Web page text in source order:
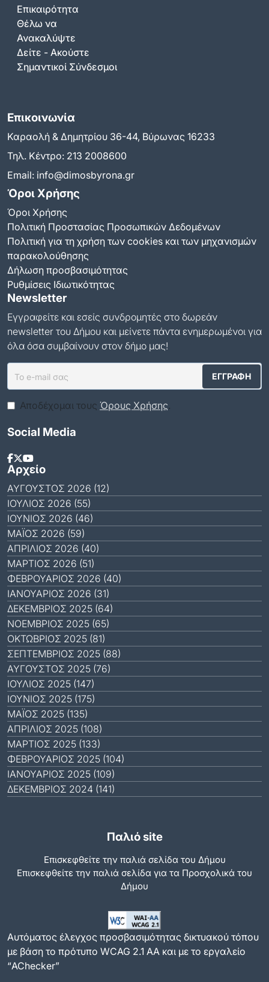
Επικαιρότητα
Θέλω να
Ανακαλύψτε
Δείτε - Ακούστε
Σημαντικοί Σύνδεσμοι
Επικοινωνία
Καραολή & Δημητρίου 36-44, Βύρωνας 16233
Τηλ. Κέντρο: 213 2008600
Email: info@dimosbyrona.gr
Όροι Χρήσης
Όροι Χρήσης
Πολιτική Προστασίας Προσωπικών Δεδομένων
Πολιτική για τη χρήση των cookies και των μηχανισμών
παρακολούθησης
Δήλωση προσβασιμότητας
Ρυθμίσεις Ιδιωτικότητας
Newsletter
Εγγραφείτε και εσείς συνδρομητές στο δωρεάν
newsletter του Δήμου και μείνετε πάντα ενημερωμένοι για
όλα όσα συμβαίνουν στον δήμο μας!
Αποδέχομαι τους Όρους Χρήσης.
Social Media
Αρχείο
ΑΎΓΟΥΣΤΟΣ 2026 (12)
ΙΟΎΛΙΟΣ 2026 (55)
ΙΟΎΝΙΟΣ 2026 (46)
ΜΆΙΟΣ 2026 (59)
ΑΠΡΊΛΙΟΣ 2026 (40)
ΜΆΡΤΙΟΣ 2026 (51)
ΦΕΒΡΟΥΆΡΙΟΣ 2026 (40)
ΙΑΝΟΥΆΡΙΟΣ 2026 (31)
ΔΕΚΈΜΒΡΙΟΣ 2025 (64)
ΝΟΈΜΒΡΙΟΣ 2025 (65)
ΟΚΤΏΒΡΙΟΣ 2025 (81)
ΣΕΠΤΈΜΒΡΙΟΣ 2025 (88)
ΑΎΓΟΥΣΤΟΣ 2025 (76)
ΙΟΎΛΙΟΣ 2025 (147)
ΙΟΎΝΙΟΣ 2025 (175)
ΜΆΙΟΣ 2025 (135)
ΑΠΡΊΛΙΟΣ 2025 (108)
ΜΆΡΤΙΟΣ 2025 (133)
ΦΕΒΡΟΥΆΡΙΟΣ 2025 (104)
ΙΑΝΟΥΆΡΙΟΣ 2025 (109)
ΔΕΚΈΜΒΡΙΟΣ 2024 (141)
Παλιό site
Επισκεφθείτε την παλιά σελίδα του Δήμου
Eπισκεφθείτε την παλιά σελίδα για τα Προσχολικά του
Δήμου
Αυτόματος έλεγχος προσβασιμότητας δικτυακού τόπου
με βάση το πρότυπο WCAG 2.1 AA και με το εργαλείο
“AChecker”